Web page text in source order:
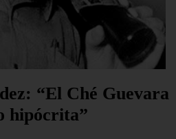
“El Ché Guevara
hipócrita”